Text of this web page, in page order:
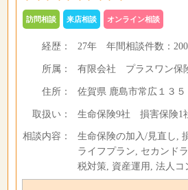
訪問相談 来店相談 オンライン相談
経歴： 27年年間相談件数：
所属： 有限会社 プラスワン保
住所： 佐賀県 鹿島市常広１３５
取扱い： 生命保険9社 損害保険1
相談内容：
生命保険の加入/見直し,
ライフプラン, セカンド
税対策, 資産運用, 法人コ